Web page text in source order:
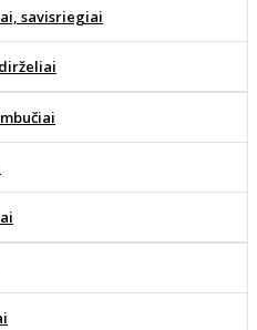
savisriegiai